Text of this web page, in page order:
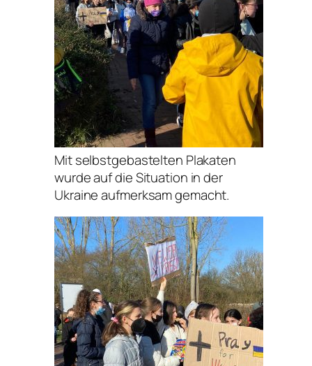
Mit selbstgebastelten Plakaten
wurde auf die Situation in der
Ukraine aufmerksam gemacht.